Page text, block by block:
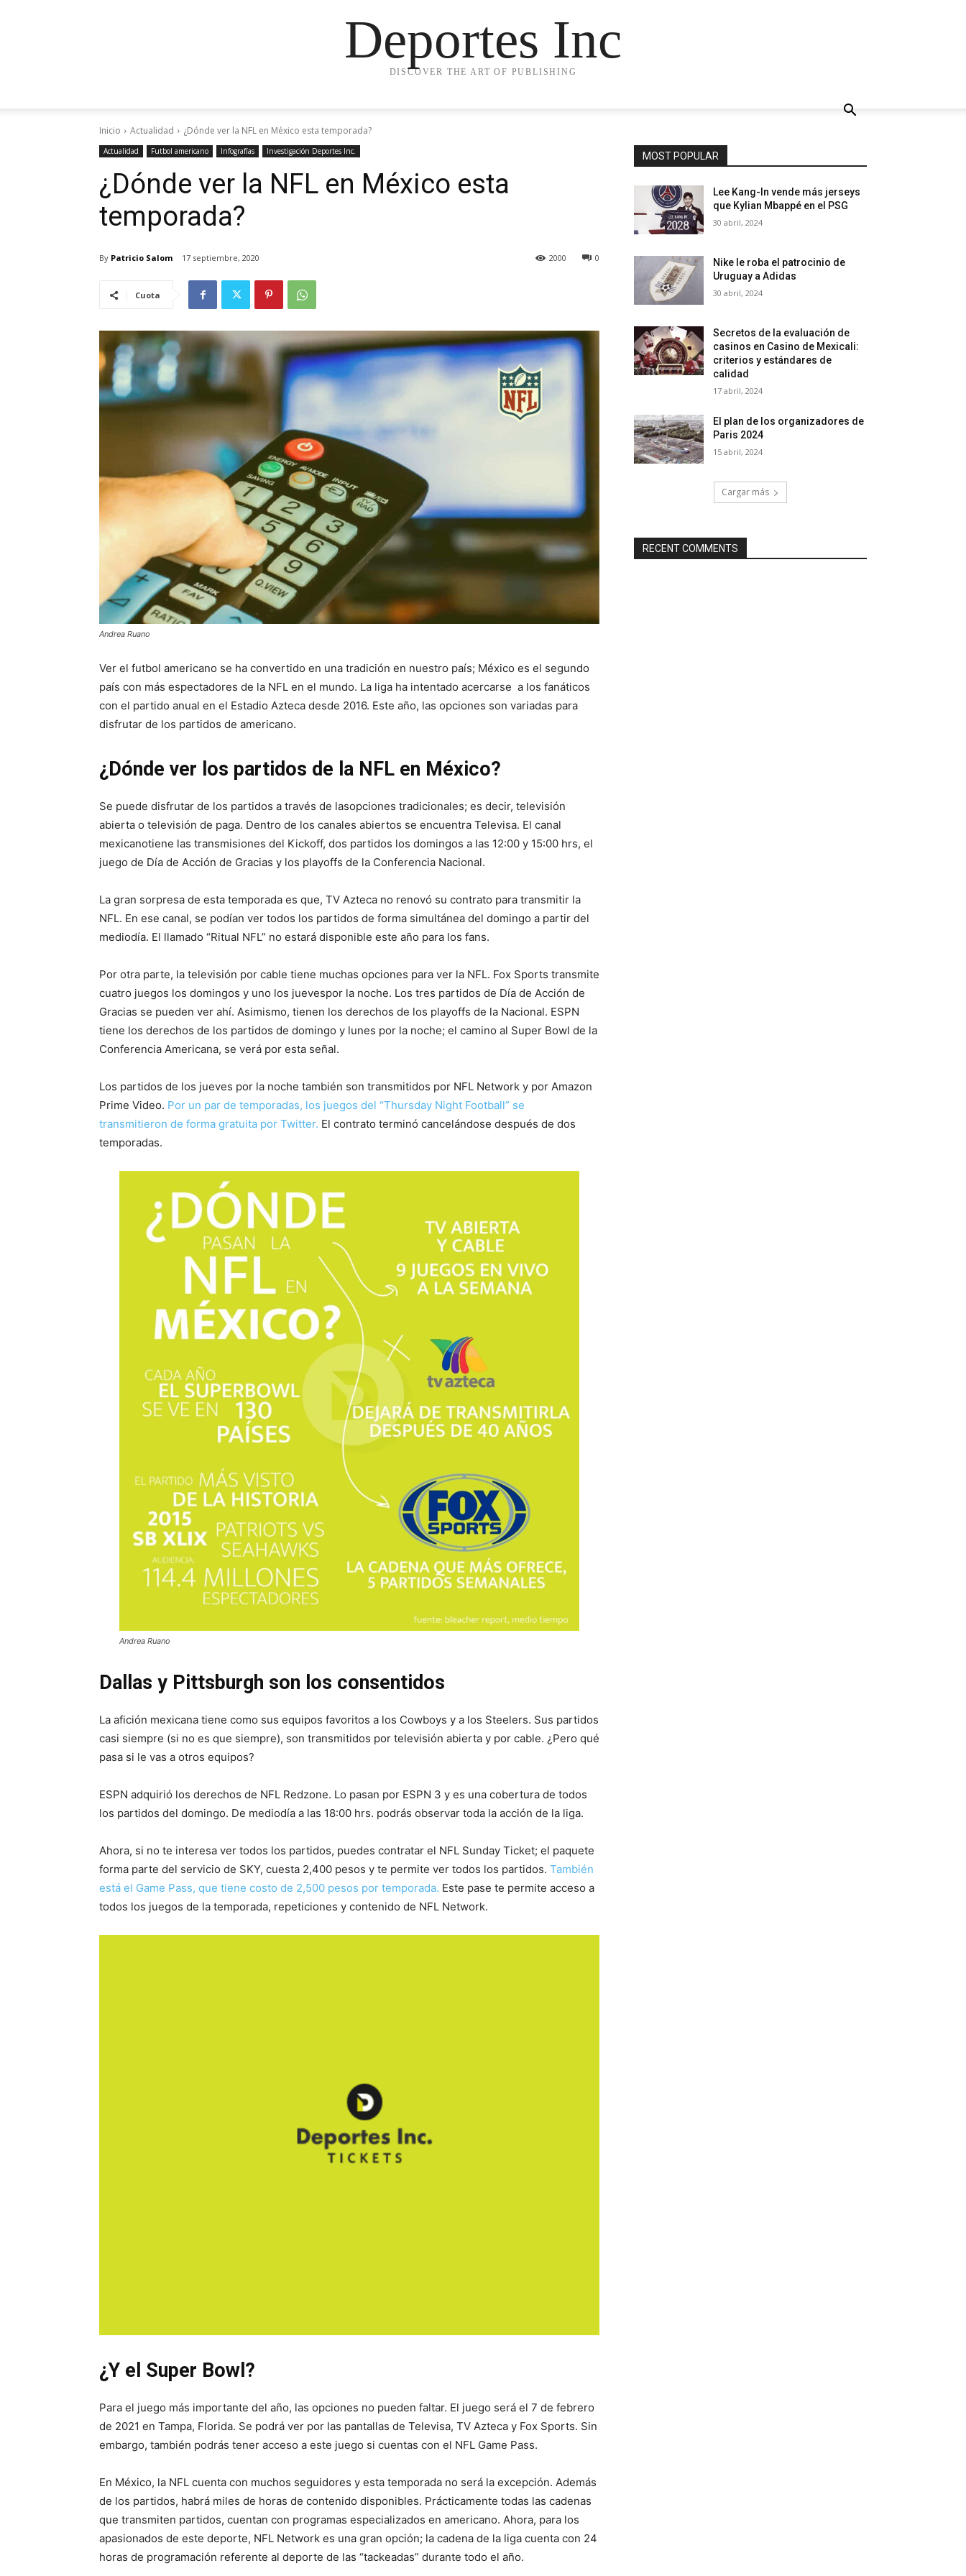
Deportes Inc
DISCOVER THE ART OF PUBLISHING
Inicio Actualidad ¿Dónde ver la NFL en México esta temporada?
Actualidad Futbol americano Infografías Investigación Deportes Inc.
¿Dónde ver la NFL en México esta
temporada?
By Patricio Salom 17 septiembre, 2020 0
2000
Cuota
Andrea Ruano
Ver el futbol americano se ha convertido en una tradición en nuestro país; México es el segundo
país con más espectadores de la NFL en el mundo. La liga ha intentado acercarse a los fanáticos
con el partido anual en el Estadio Azteca desde 2016. Este año, las opciones son variadas para
disfrutar de los partidos de americano.
¿Dónde ver los partidos de la NFL en México?
Se puede disfrutar de los partidos a través de lasopciones tradicionales; es decir, televisión
abierta o televisión de paga. Dentro de los canales abiertos se encuentra Televisa. El canal
mexicanotiene las transmisiones del Kickoff, dos partidos los domingos a las 12:00 y 15:00 hrs, el
juego de Día de Acción de Gracias y los playoffs de la Conferencia Nacional.
La gran sorpresa de esta temporada es que, TV Azteca no renovó su contrato para transmitir la
NFL. En ese canal, se podían ver todos los partidos de forma simultánea del domingo a partir del
mediodía. El llamado “Ritual NFL” no estará disponible este año para los fans.
Por otra parte, la televisión por cable tiene muchas opciones para ver la NFL. Fox Sports transmite
cuatro juegos los domingos y uno los juevespor la noche. Los tres partidos de Día de Acción de
Gracias se pueden ver ahí. Asimismo, tienen los derechos de los playoffs de la Nacional. ESPN
tiene los derechos de los partidos de domingo y lunes por la noche; el camino al Super Bowl de la
Conferencia Americana, se verá por esta señal.
Los partidos de los jueves por la noche también son transmitidos por NFL Network y por Amazon
Prime Video. Por un par de temporadas, los juegos del “Thursday Night Football” se
transmitieron de forma gratuita por Twitter. El contrato terminó cancelándose después de dos
temporadas.
Andrea Ruano
Dallas y Pittsburgh son los consentidos
La afición mexicana tiene como sus equipos favoritos a los Cowboys y a los Steelers. Sus partidos
casi siempre (si no es que siempre), son transmitidos por televisión abierta y por cable. ¿Pero qué
pasa si le vas a otros equipos?
ESPN adquirió los derechos de NFL Redzone. Lo pasan por ESPN 3 y es una cobertura de todos
los partidos del domingo. De mediodía a las 18:00 hrs. podrás observar toda la acción de la liga.
Ahora, si no te interesa ver todos los partidos, puedes contratar el NFL Sunday Ticket; el paquete
forma parte del servicio de SKY, cuesta 2,400 pesos y te permite ver todos los partidos. También
está el Game Pass, que tiene costo de 2,500 pesos por temporada. Este pase te permite acceso a
todos los juegos de la temporada, repeticiones y contenido de NFL Network.
¿Y el Super Bowl?
Para el juego más importante del año, las opciones no pueden faltar. El juego será el 7 de febrero
de 2021 en Tampa, Florida. Se podrá ver por las pantallas de Televisa, TV Azteca y Fox Sports. Sin
embargo, también podrás tener acceso a este juego si cuentas con el NFL Game Pass.
En México, la NFL cuenta con muchos seguidores y esta temporada no será la excepción. Además
de los partidos, habrá miles de horas de contenido disponibles. Prácticamente todas las cadenas
que transmiten partidos, cuentan con programas especializados en americano. Ahora, para los
apasionados de este deporte, NFL Network es una gran opción; la cadena de la liga cuenta con 24
horas de programación referente al deporte de las “tackeadas” durante todo el año.
MOST POPULAR
Lee Kang-In vende más jerseys
que Kylian Mbappé en el PSG
30 abril, 2024
Nike le roba el patrocinio de
Uruguay a Adidas
30 abril, 2024
Secretos de la evaluación de
casinos en Casino de Mexicali:
сriterios y estándares de
calidad
17 abril, 2024
El plan de los organizadores de
Paris 2024
15 abril, 2024
Cargar más
RECENT COMMENTS